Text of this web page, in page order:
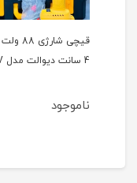
قیچی
4 سانت دیوالت مدل 88V
ناموجود